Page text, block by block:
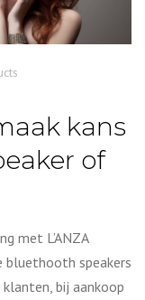
kans
of
met L’ANZA
bluethooth speakers
bij aankoop